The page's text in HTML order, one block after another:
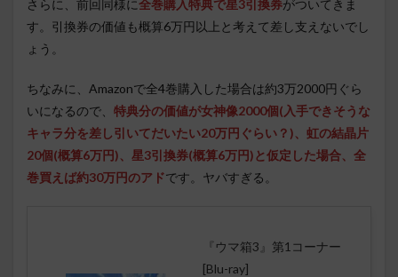
さらに、前回同様に全巻購入特典で星3引換券がついてきま
す。引換券の価値も概算6万円以上と考えて差し支えないでし
ょう。
ちなみに、Amazonで全4巻購入した場合は約3万2000円ぐら
いになるので、 特典分の価値が女神像2000個(入手できそうな
キャラ分を差し引いてだいたい20万円ぐらい？)、虹の結晶片
20個(概算6万円)、星3引換券(概算6万円)と仮定した場合、 全
巻買えば約30万円のアドです。ヤバすぎる。
『ウマ箱3』第1コーナー
[Blu-ray]